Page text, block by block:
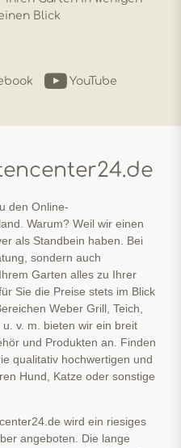
Blick
YouTube
den Online-
Warum? Weil wir einen
als Standbein haben. Bei
sondern auch
Garten alles zu Ihrer
Sie die Preise stets im Blick
Weber Grill, Teich,
v. m. bieten wir ein breit
und Produkten an. Finden
qualitativ hochwertigen und
Hund, Katze oder sonstige
wird ein riesiges
angeboten. Die lange